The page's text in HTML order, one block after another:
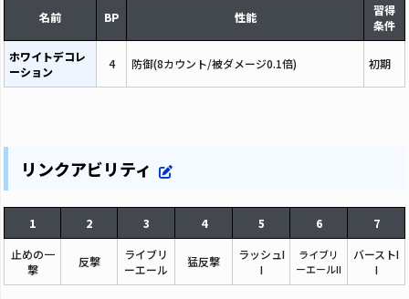
名前 BP 性能
習得
条件
ホワイトデコレ
ーション
4 防御(8カウント/被ダメージ0.1倍) 初期
リンクアビリティ
1 2 3 4 5 6
7
止めの一
撃
反撃
ライブリ
ーエール
猛反撃
ラッシュI
I
ライブリ
ーエールII
バーストI
I